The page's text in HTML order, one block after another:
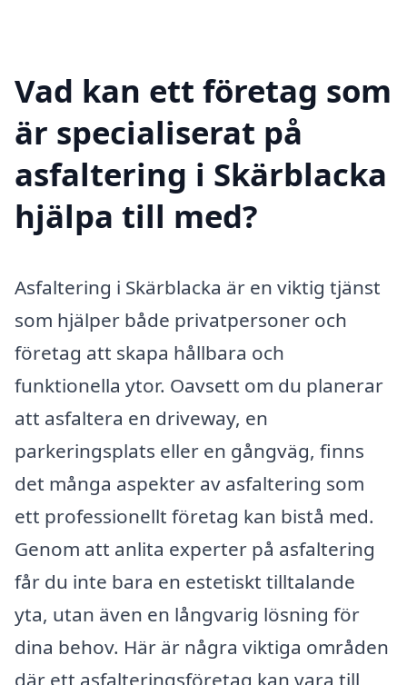
Vad kan ett företag som
är specialiserat på
asfaltering i Skärblacka
hjälpa till med?
Asfaltering i Skärblacka är en viktig tjänst
som hjälper både privatpersoner och
företag att skapa hållbara och
funktionella ytor. Oavsett om du planerar
att asfaltera en driveway, en
parkeringsplats eller en gångväg, finns
det många aspekter av asfaltering som
ett professionellt företag kan bistå med.
Genom att anlita experter på asfaltering
får du inte bara en estetiskt tilltalande
yta, utan även en långvarig lösning för
dina behov. Här är några viktiga områden
där ett asfalteringsföretag kan vara till